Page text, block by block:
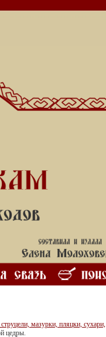
мазурки, пляцки, сухари,
цедры.